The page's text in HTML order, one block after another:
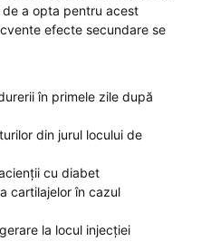
a opta pentru acest
efecte secundare se
în primele zile după
din jurul locului de
cu diabet
cartilajelor în cazul
la locul injecției